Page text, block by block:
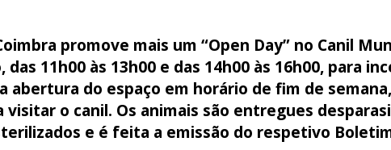
promove mais um “Open Day” no Canil
11h00 às 13h00 e das 14h00 às 16h00, para
abertura do espaço em horário de fim de
o canil. Os animais são entregues
e é feita a emissão do respetivo